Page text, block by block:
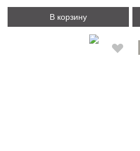
В корзину